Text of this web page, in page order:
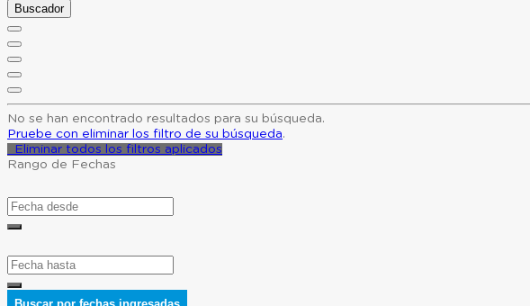
Buscador
No se han encontrado resultados para su búsqueda.
Pruebe con eliminar los filtro de su búsqueda.
Eliminar todos los filtros aplicados
Rango de Fechas